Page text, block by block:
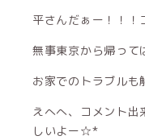
平さんだぁー！！！
無事東京から帰って
お家でのトラブルも
えへへ、コメント出
しいよー☆*